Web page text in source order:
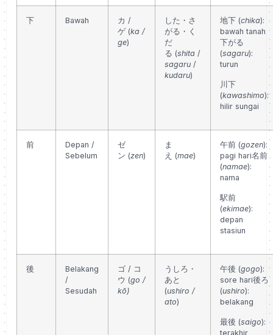
下 Bawah
カ /
ゲ (ka /
ge)
した・さ
がる・く
だ
る (shita /
sagaru /
kudaru)
地下 (chika):
bawah tanah
下がる
(sagaru):
turun
川下
(kawashimo):
hilir sungai
前
Depan /
Sebelum
ゼ
ン (zen)
ま
え (mae)
午前 (gozen):
pagi hari名前
(namae):
nama
駅前
(ekimae):
depan
stasiun
後
Belakang
/
Sesudah
ゴ / コ
ウ (go /
kō)
うしろ・
あと
(ushiro /
ato)
午後 (gogo):
sore hari後ろ
(ushiro):
belakang
最後 (saigo):
terakhir